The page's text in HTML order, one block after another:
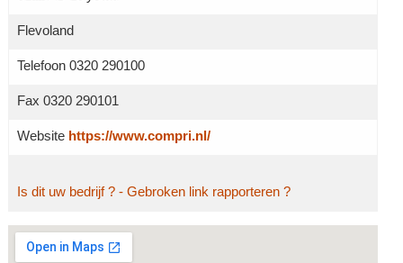
Flevoland
Telefoon 0320 290100
Fax 0320 290101
Website https://www.compri.nl/
Is dit uw bedrijf ? - Gebroken link rapporteren ?
Grotere kaart weergeven